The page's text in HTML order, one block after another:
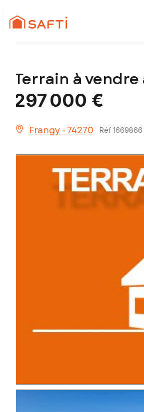
Terrain à vendre
297 000 €
Frangy - 74270 Réf 1669866